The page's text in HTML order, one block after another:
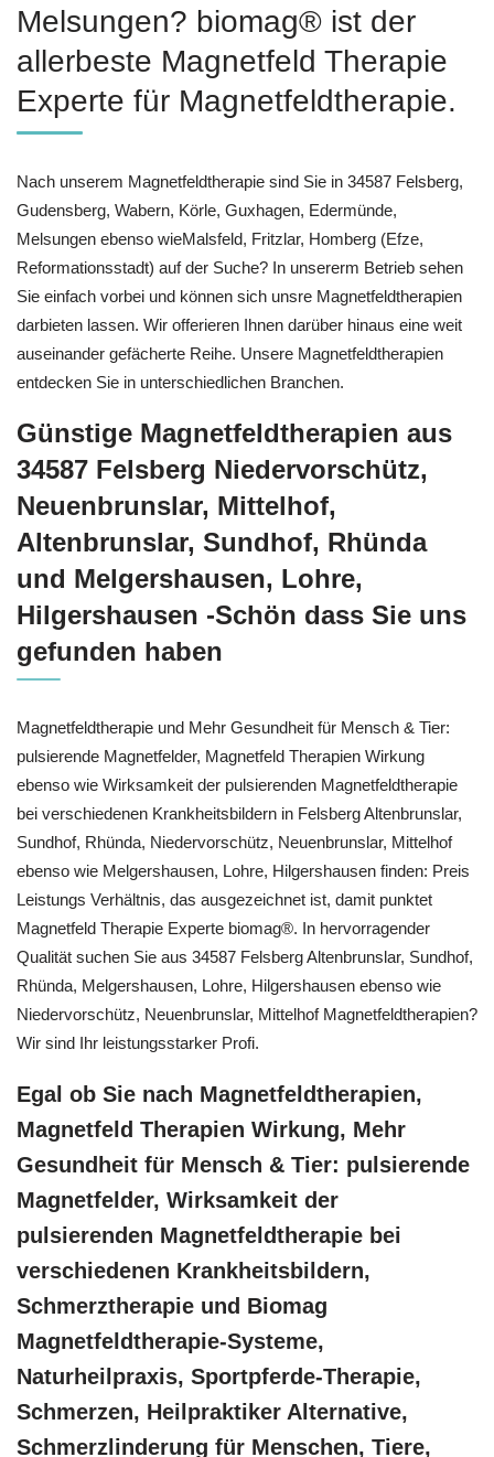
Melsungen? biomag® ist der
allerbeste Magnetfeld Therapie
Experte für Magnetfeldtherapie.
Nach unserem Magnetfeldtherapie sind Sie in 34587 Felsberg,
Gudensberg, Wabern, Körle, Guxhagen, Edermünde,
Melsungen ebenso wieMalsfeld, Fritzlar, Homberg (Efze,
Reformationsstadt) auf der Suche? In unsererm Betrieb sehen
Sie einfach vorbei und können sich unsre Magnetfeldtherapien
darbieten lassen. Wir offerieren Ihnen darüber hinaus eine weit
auseinander gefächerte Reihe. Unsere Magnetfeldtherapien
entdecken Sie in unterschiedlichen Branchen.
Günstige Magnetfeldtherapien aus
34587 Felsberg Niedervorschütz,
Neuenbrunslar, Mittelhof,
Altenbrunslar, Sundhof, Rhünda
und Melgershausen, Lohre,
Hilgershausen -Schön dass Sie uns
gefunden haben
Magnetfeldtherapie und Mehr Gesundheit für Mensch & Tier:
pulsierende Magnetfelder, Magnetfeld Therapien Wirkung
ebenso wie Wirksamkeit der pulsierenden Magnetfeldtherapie
bei verschiedenen Krankheitsbildern in Felsberg Altenbrunslar,
Sundhof, Rhünda, Niedervorschütz, Neuenbrunslar, Mittelhof
ebenso wie Melgershausen, Lohre, Hilgershausen finden: Preis
Leistungs Verhältnis, das ausgezeichnet ist, damit punktet
Magnetfeld Therapie Experte biomag®. In hervorragender
Qualität suchen Sie aus 34587 Felsberg Altenbrunslar, Sundhof,
Rhünda, Melgershausen, Lohre, Hilgershausen ebenso wie
Niedervorschütz, Neuenbrunslar, Mittelhof Magnetfeldtherapien?
Wir sind Ihr leistungsstarker Profi.
Egal ob Sie nach Magnetfeldtherapien,
Magnetfeld Therapien Wirkung, Mehr
Gesundheit für Mensch & Tier: pulsierende
Magnetfelder, Wirksamkeit der
pulsierenden Magnetfeldtherapie bei
verschiedenen Krankheitsbildern,
Schmerztherapie und Biomag
Magnetfeldtherapie-Systeme,
Naturheilpraxis, Sportpferde-Therapie,
Schmerzen, Heilpraktiker Alternative,
Schmerzlinderung für Menschen, Tiere,